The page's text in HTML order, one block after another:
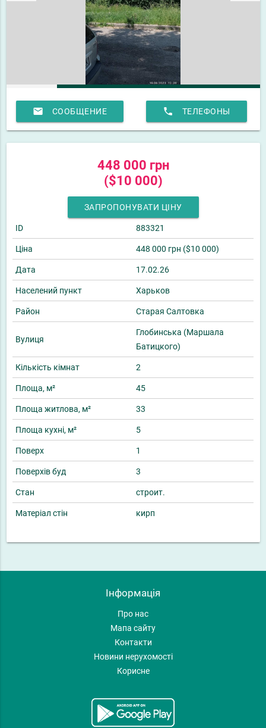
email СООБЩЕНИЕ phone ТЕЛЕФОНЫ
448 000 грн
($10 000)
ЗАПРОПОНУВАТИ ЦІНУ
ID 883321
Ціна 448 000 грн ($10 000)
Дата 17.02.26
Населений пункт Харьков
Район Старая Салтовка
Вулиця
Глобинська (Маршала
Батицкого)
Кількість кімнат 2
Площа, м² 45
Площа житлова, м² 33
Площа кухні, м² 5
Поверх 1
Поверхів буд 3
Стан строит.
Матеріал стін кирп
Інформація
Про нас
Мапа сайту
Контакти
Новини нерухомості
Корисне